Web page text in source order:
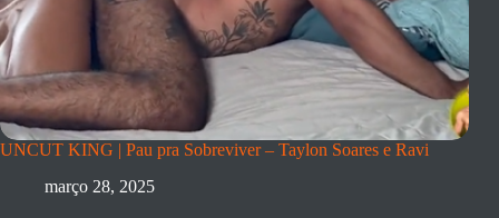
UNCUT KING | Pau pra Sobreviver – Taylon Soares e Ravi
março 28, 2025